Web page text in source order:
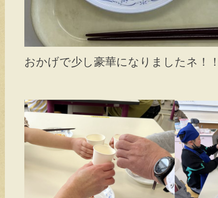
おかげで少し豪華になりましたネ！